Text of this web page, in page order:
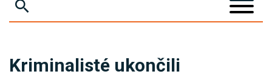
KRIMI
Kriminalisté ukončili